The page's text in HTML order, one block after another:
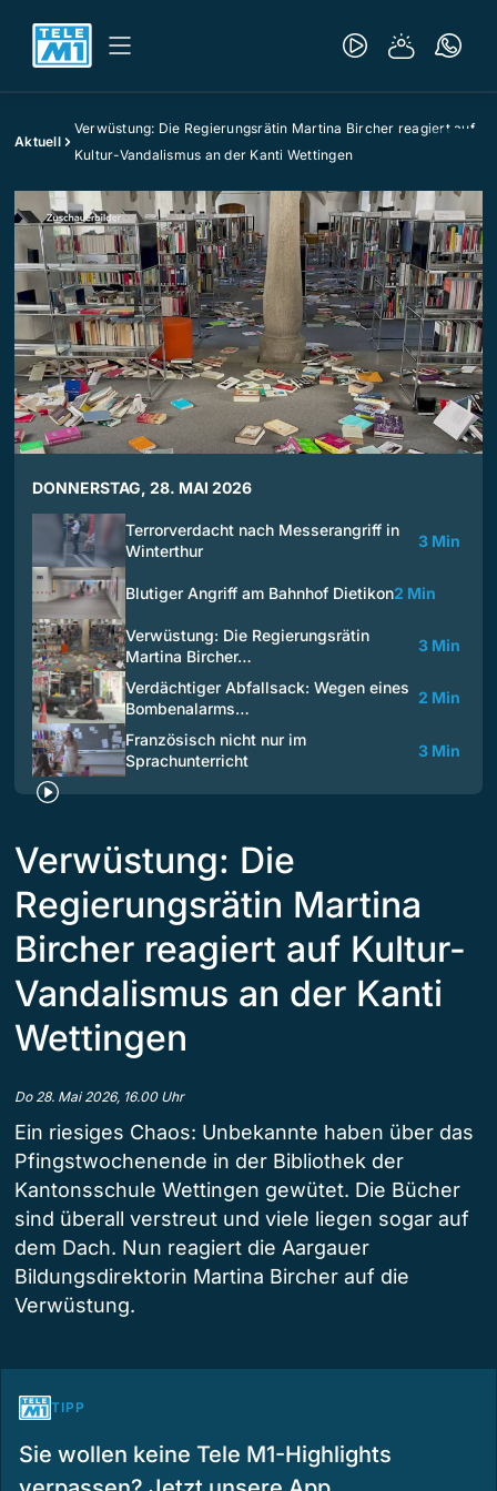
Aktuell
Verwüstung: Die Regierungsrätin Martina Bircher reagiert auf
Kultur-Vandalismus an der Kanti Wettingen
DONNERSTAG, 28. MAI 2026
Terrorverdacht nach Messerangriff in
Winterthur
3 Min
Blutiger Angriff am Bahnhof Dietikon2 Min
Verwüstung: Die Regierungsrätin
Martina Bircher…
3 Min
Verdächtiger Abfallsack: Wegen eines
Bombenalarms…
2 Min
Französisch nicht nur im
Sprachunterricht
3 Min
Verwüstung: Die
Regierungsrätin Martina
Bircher reagiert auf Kultur-
Vandalismus an der Kanti
Wettingen
Do 28. Mai 2026, 16.00 Uhr
Ein riesiges Chaos: Unbekannte haben über das
Pfingstwochenende in der Bibliothek der
Kantonsschule Wettingen gewütet. Die Bücher
sind überall verstreut und viele liegen sogar auf
dem Dach. Nun reagiert die Aargauer
Bildungsdirektorin Martina Bircher auf die
Verwüstung.
TIPP
Sie wollen keine Tele M1-Highlights